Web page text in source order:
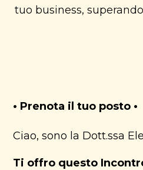
tuo business,
• Prenota il tuo posto •
Ciao, sono la Dott.ssa
Ti offro questo